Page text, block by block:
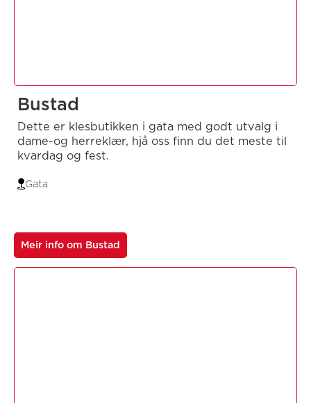
Bustad
Dette er klesbutikken i gata med godt utvalg i
dame-og herreklær, hjå oss finn du det meste til
kvardag og fest.
Gata
Meir info om Bustad